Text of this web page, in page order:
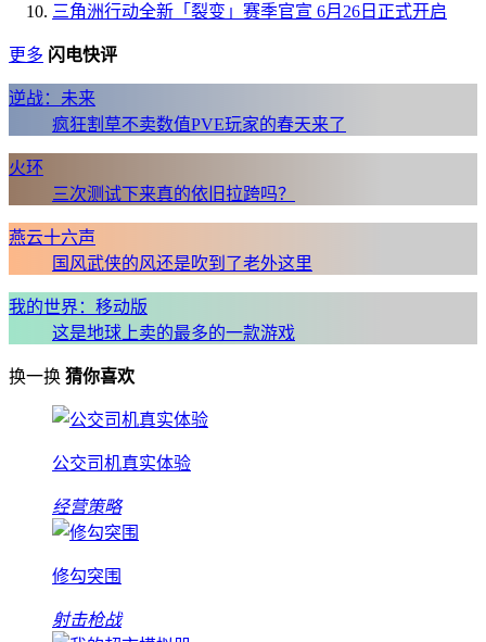
三角洲行动全新「裂变」赛季官宣 6月26日正式开启
更多 闪电快评
逆战：未来
疯狂割草不卖数值PVE玩家的春天来了
火环
三次测试下来真的依旧拉跨吗？
燕云十六声
国风武侠的风还是吹到了老外这里
我的世界：移动版
这是地球上卖的最多的一款游戏
换一换 猜你喜欢
公交司机真实体验
经营策略
修勾突围
射击枪战